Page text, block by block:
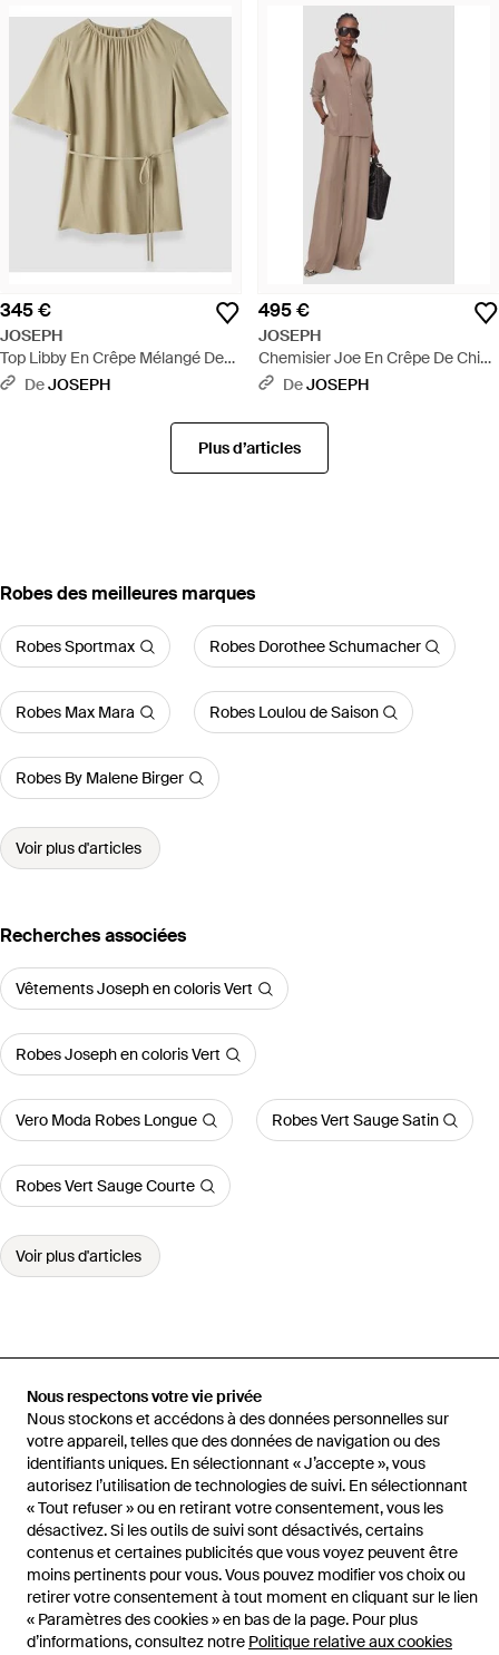
Nous respectons votre vie privée
Nous stockons et accédons à des données personnelles sur
votre appareil, telles que des données de navigation ou des
identifiants uniques. En sélectionnant « J’accepte », vous
autorisez l’utilisation de technologies de suivi. En sélectionnant
« Tout refuser » ou en retirant votre consentement, vous les
désactivez. Si les outils de suivi sont désactivés, certains
contenus et certaines publicités que vous voyez peuvent être
moins pertinents pour vous. Vous pouvez modifier vos choix ou
retirer votre consentement à tout moment en cliquant sur le lien
« Paramètres des cookies » en bas de la page. Pour plus
d’informations, consultez notre Politique relative aux cookies
345 €
JOSEPH
Top Libby En Crêpe Mélangé De
Soie - Blanc
DeJOSEPH
495 €
JOSEPH
Chemisier Joe En Crêpe De Chine
- Neutre
DeJOSEPH
Plus d’articles
‪Robes‬ des meilleures marques
Robes Sportmax Robes Dorothee Schumacher
Robes Max Mara Robes Loulou de Saison
Robes By Malene Birger
Voir plus d'articles
Recherches associées
Vêtements Joseph en coloris Vert
Robes Joseph en coloris Vert
Vero Moda Robes Longue Robes Vert Sauge Satin
Robes Vert Sauge Courte
Voir plus d'articles
Crêpe De Chine
Aide et infos